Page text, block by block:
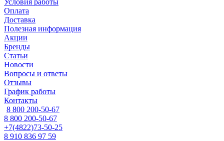
Условия работы
Оплата
Доставка
Полезная информация
Акции
Бренды
Статьи
Новости
Вопросы и ответы
Отзывы
График работы
Контакты
8 800 200-50-67
8 800 200-50-67
+7(4822)73-50-25
8 910 836 97 59